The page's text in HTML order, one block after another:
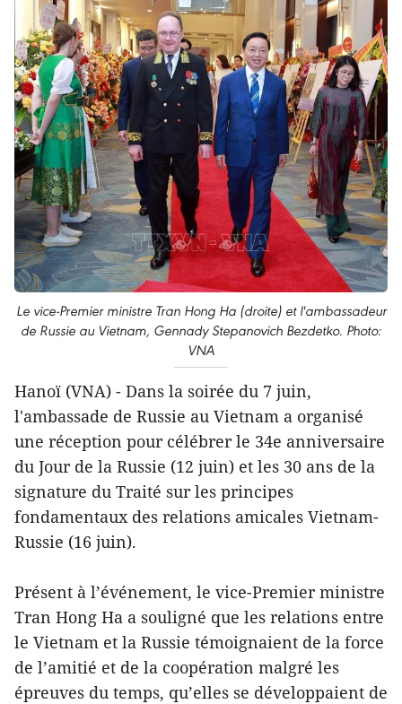
Le vice-Premier ministre Tran Hong Ha (droite) et l'ambassadeur
de Russie au Vietnam, Gennady Stepanovich Bezdetko. Photo:
VNA
Hanoï (VNA) - Dans la soirée du 7 juin,
l'ambassade de Russie au Vietnam a organisé
une réception pour célébrer le 34e anniversaire
du Jour de la Russie (12 juin) et les 30 ans de la
signature du Traité sur les principes
fondamentaux des relations amicales Vietnam-
Russie (16 juin).
Présent à l’événement, le vice-Premier ministre
Tran Hong Ha a souligné que les relations entre
le Vietnam et la Russie témoignaient de la force
de l’amitié et de la coopération malgré les
épreuves du temps, qu’elles se développaient de